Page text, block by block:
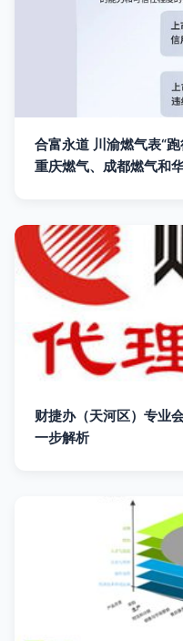
合富永道 川渝燃气表“
重庆燃气、成都燃气和
财捷办（天河区）专业
一步解析